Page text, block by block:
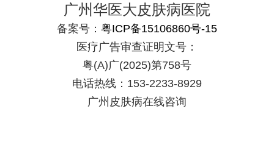
广州华医大皮肤病医院
备案号： 粤ICP备15106860号-15
医疗广告审查证明文号：
粤(A)广(2025)第758号
电话热线：153-2233-8929
广州皮肤病在线咨询